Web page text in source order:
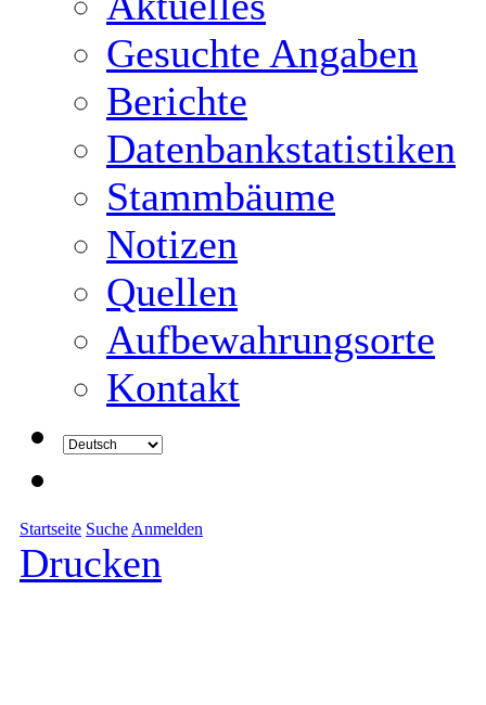
Gesuchte Angaben
Berichte
Datenbankstatistiken
Stammbäume
Notizen
Quellen
Aufbewahrungsorte
Kontakt
Startseite Suche Anmelden
Drucken